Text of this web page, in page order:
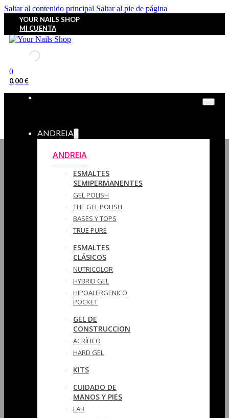
Saltar al contenido principal Saltar al pie de página
YOUR NAILS SHOP
MI CUENTA
0
0,00€
ANDREIA
ANDREIA
ESMALTES
SEMIPERMANENTES
GEL POLISH
THE GEL POLISH
BASES Y‎ TOPS
TRUE PURE
ESMALTES
CLÁSICOS
NUTRICOLOR
HYBRID GEL
HIPOALERGENICO
POCKET
GEL DE
CONSTRUCCION
ACRÍLICO
HARD GEL
KITS
CUIDADO DE
MANOS Y PIES
LAB